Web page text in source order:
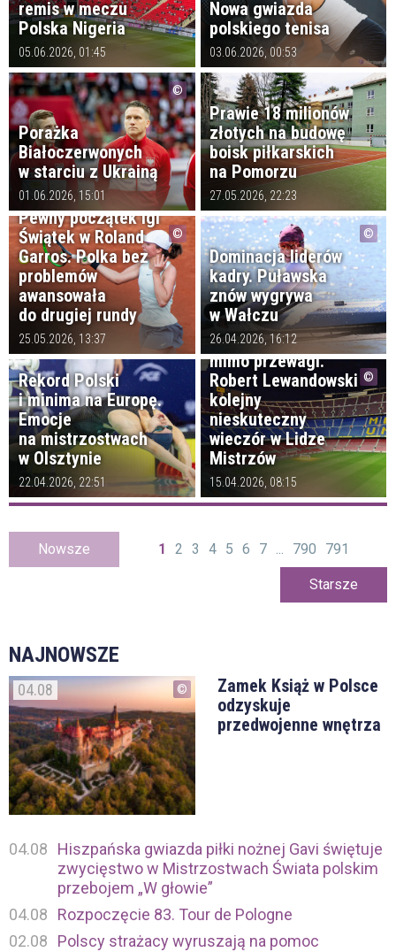
remis w meczu
Polska Nigeria
05.06.2026, 01:45
Nowa gwiazda
polskiego tenisa
03.06.2026, 00:53
Porażka
Białoczerwonych
w starciu z Ukrainą
01.06.2026, 15:01
Prawie 18 milionów
złotych na budowę
boisk piłkarskich
na Pomorzu
27.05.2026, 22:23
Pewny początek Igi
Świątek w Roland
Garros. Polka bez
problemów
awansowała
do drugiej rundy
25.05.2026, 13:37
Dominacja liderów
kadry. Puławska
znów wygrywa
w Wałczu
26.04.2026, 16:12
Rekord Polski
i minima na Europę.
Emocje
na mistrzostwach
w Olsztynie
22.04.2026, 22:51
Barcelona odpada
mimo przewagi.
Robert Lewandowski
kolejny
nieskuteczny
wieczór w Lidze
Mistrzów
15.04.2026, 08:15
Nowsze 1 2 3 4 5 6 7 ... 790 791
Starsze
NAJNOWSZE
04.08
Zamek Książ w Polsce
odzyskuje
przedwojenne wnętrza
04.08
Hiszpańska gwiazda piłki nożnej Gavi świętuje
zwycięstwo w Mistrzostwach Świata polskim
przebojem „W głowie”
04.08
Rozpoczęcie 83. Tour de Pologne
02.08
Polscy strażacy wyruszają na pomoc